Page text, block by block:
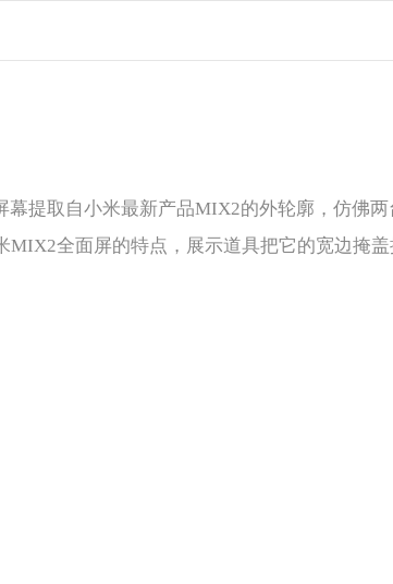
提取自小米最新产品MIX2的外轮廓，仿佛
全面屏的特点，展示道具把它的宽边掩盖